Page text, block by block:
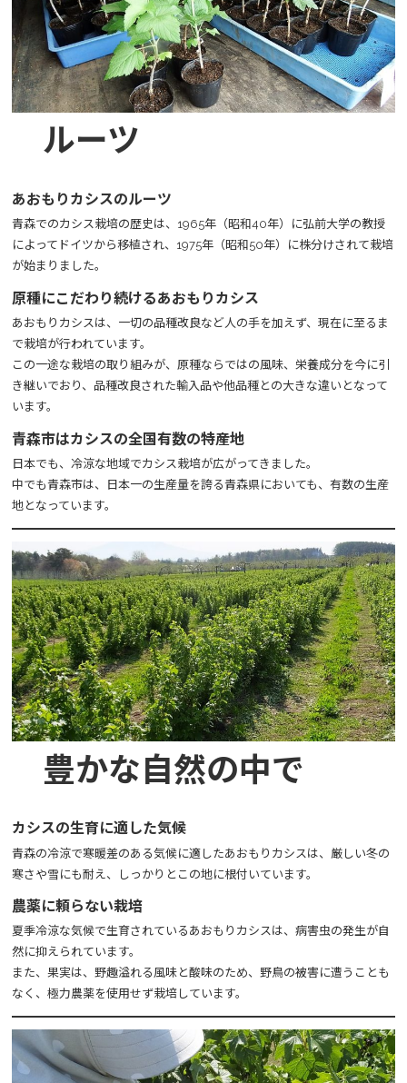
ルーツ
あおもりカシスのルーツ
青森でのカシス栽培の歴史は、1965年（昭和40年）に弘前大学の教授
によってドイツから移植され、1975年（昭和50年）に株分けされて栽培
が始まりました。
原種にこだわり続けるあおもりカシス
あおもりカシスは、一切の品種改良など人の手を加えず、現在に至るま
で栽培が行われています。
この一途な栽培の取り組みが、原種ならではの風味、栄養成分を今に引
き継いでおり、品種改良された輸入品や他品種との大きな違いとなって
います。
​青森市はカシスの全国有数の特産地
日本でも、冷涼な地域でカシス栽培が広がってきました。
中でも青森市は、日本一の生産量を誇る青森県においても、有数の生産
地となっています。
豊かな自然の中で
カシスの生育に適した気候
青森の冷涼で寒暖差のある気候に適したあおもりカシスは、厳しい冬の
寒さや雪にも耐え、しっかりとこの地に根付いています。
農薬に頼らない栽培
夏季冷涼な気候で生育されているあおもりカシスは、病害虫の発生が自
然に抑えられています。
また、果実は、野趣溢れる風味と酸味のため、野鳥の被害に遭うことも
なく、極力農薬を使用せず栽培しています。